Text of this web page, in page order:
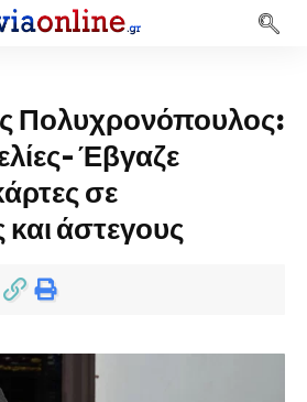
Πολυχρονόπουλος:
Έβγαζε
σε
και άστεγους